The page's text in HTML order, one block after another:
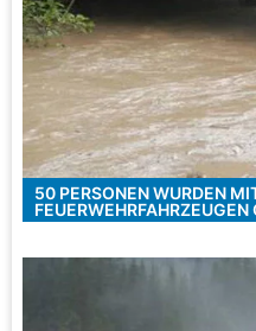
50 PERSONEN WURDEN
FEUERWEHRFAHRZEUGEN